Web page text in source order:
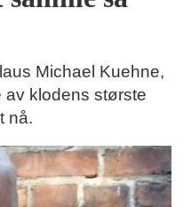
Michael Kuehne,
av klodens største
nå.